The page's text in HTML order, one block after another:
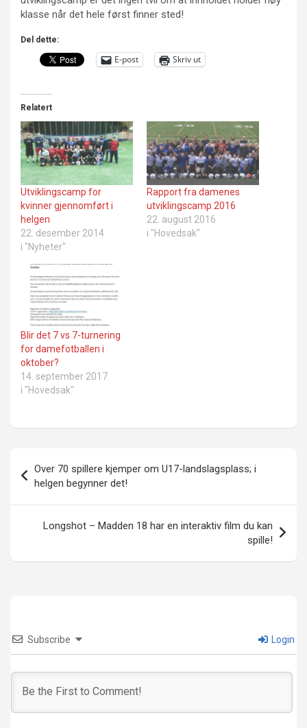
klasse når det hele først finner sted!
Del dette:
E-post Skriv ut
Relatert
Utviklingscamp for
kvinner gjennomført i
helgen
22. desember 2014
i "Nyheter"
Rapport fra damenes
utviklingscamp 2016
22. august 2016
i "Hovedsak"
Blir det 7 vs 7-turnering
for damefotballen i
oktober?
14. september 2017
i "Hovedsak"
Over 70 spillere kjemper om U17-landslagsplass; i
helgen begynner det!
Longshot – Madden 18 har en interaktiv film du kan
spille!
Subscribe Login